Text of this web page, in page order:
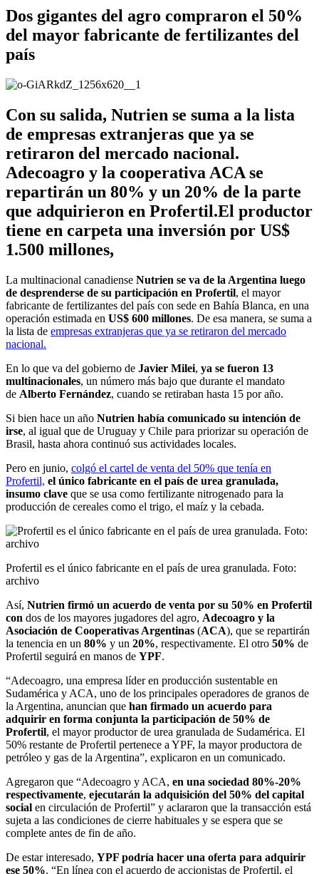
Dos gigantes del agro compraron el 50%
del mayor fabricante de fertilizantes del
país
Con su salida, Nutrien se suma a la lista
de empresas extranjeras que ya se
retiraron del mercado nacional.
Adecoagro y la cooperativa ACA se
repartirán un 80% y un 20% de la parte
que adquirieron en Profertil.El productor
tiene en carpeta una inversión por US$
1.500 millones,
La multinacional canadiense Nutrien se va de la Argentina luego
de desprenderse de su participación en Profertil, el mayor
fabricante de fertilizantes del país con sede en Bahía Blanca, en una
operación estimada en US$ 600 millones. De esa manera, se suma a
la lista de empresas extranjeras que ya se retiraron del mercado
nacional.
En lo que va del gobierno de Javier Milei, ya se fueron 13
multinacionales, un número más bajo que durante el mandato
de Alberto Fernández, cuando se retiraban hasta 15 por año.
Si bien hace un año Nutrien había comunicado su intención de
irse, al igual que de Uruguay y Chile para priorizar su operación de
Brasil, hasta ahora continuó sus actividades locales.
Pero en junio, colgó el cartel de venta del 50% que tenía en
Profertil, el único fabricante en el país de urea granulada,
insumo clave que se usa como fertilizante nitrogenado para la
producción de cereales como el trigo, el maíz y la cebada.
Profertil es el único fabricante en el país de urea granulada. Foto:
archivo
Así, Nutrien firmó un acuerdo de venta por su 50% en Profertil
con dos de los mayores jugadores del agro, Adecoagro y la
Asociación de Cooperativas Argentinas (ACA), que se repartirán
la tenencia en un 80% y un 20%, respectivamente. El otro 50% de
Profertil seguirá en manos de YPF.
“Adecoagro, una empresa líder en producción sustentable en
Sudamérica y ACA, uno de los principales operadores de granos de
la Argentina, anuncian que han firmado un acuerdo para
adquirir en forma conjunta la participación de 50% de
Profertil, el mayor productor de urea granulada de Sudamérica. El
50% restante de Profertil pertenece a YPF, la mayor productora de
petróleo y gas de la Argentina”, explicaron en un comunicado.
Agregaron que “Adecoagro y ACA, en una sociedad 80%-20%
respectivamente, ejecutarán la adquisición del 50% del capital
social en circulación de Profertil” y aclararon que la transacción está
sujeta a las condiciones de cierre habituales y se espera que se
complete antes de fin de año.
De estar interesado, YPF podría hacer una oferta para adquirir
ese 50%. “En línea con el acuerdo de accionistas de Profertil, el